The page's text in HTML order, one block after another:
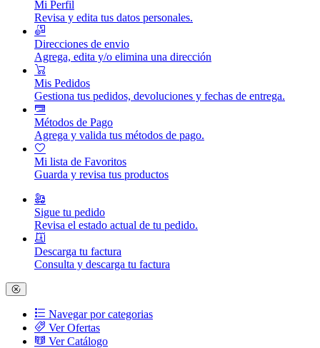
Mi Perfil
Revisa y edita tus datos personales.
Direcciones de envio
Agrega, edita y/o elimina una dirección
Mis Pedidos
Gestiona tus pedidos, devoluciones y fechas de entrega.
Métodos de Pago
Agrega y valida tus métodos de pago.
Mi lista de Favoritos
Guarda y revisa tus productos
Sigue tu pedido
Revisa el estado actual de tu pedido.
Descarga tu factura
Consulta y descarga tu factura
Navegar por categorias
Ver Ofertas
Ver Catálogo